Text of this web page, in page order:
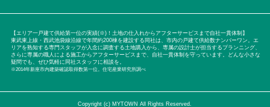
【エリア一戸建て供給第一位の実績(※)！土地の仕入れからアフターサービスまで自社一貫体制】
東武東上線・西武池袋線沿線で年間約200棟を建設する同社は、市内の戸建て供給数ナンバーワン。エ
リアを熟知する専門スタッフが入念に調査する土地購入から、専属の設計士が担当するプランニング、
さらに専属の職人による施工からアフターサービスまで、自社一貫体制を守っています。どんな小さな
疑問でも、ぜひ気軽に同社スタッフに相談を。
※2014年新座市内建築確認取得数第一位。住宅産業研究所調べ
Copyright (c) MYTOWN All Rights Reserved.